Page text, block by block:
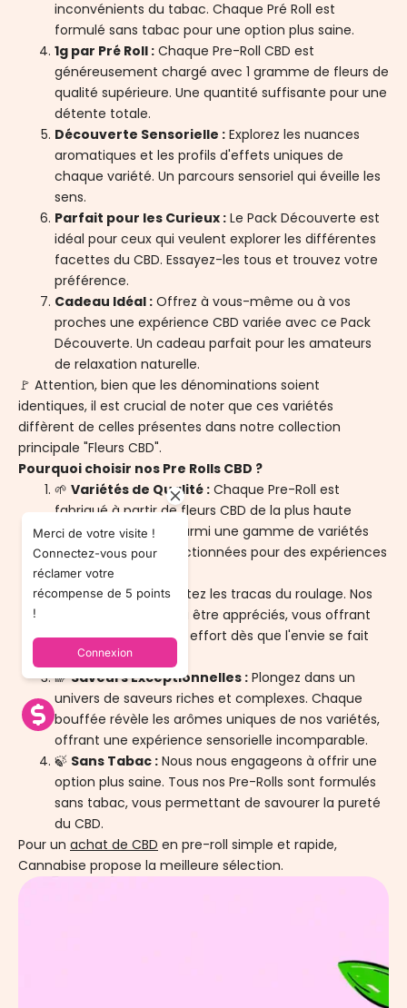
inconvénients du tabac. Chaque Pré Roll est
formulé sans tabac pour une option plus saine.
1g par Pré Roll : Chaque Pre-Roll CBD est
généreusement chargé avec 1 gramme de fleurs de
qualité supérieure. Une quantité suffisante pour une
détente totale.
Découverte Sensorielle : Explorez les nuances
aromatiques et les profils d'effets uniques de
chaque variété. Un parcours sensoriel qui éveille les
sens.
Parfait pour les Curieux : Le Pack Découverte est
idéal pour ceux qui veulent explorer les différentes
facettes du CBD. Essayez-les tous et trouvez votre
préférence.
Cadeau Idéal : Offrez à vous-même ou à vos
proches une expérience CBD variée avec ce Pack
Découverte. Un cadeau parfait pour les amateurs
de relaxation naturelle.
🚩 Attention, bien que les dénominations soient
identiques, il est crucial de noter que ces variétés
diffèrent de celles présentes dans notre collection
principale "Fleurs CBD".
Pourquoi choisir nos Pre Rolls CBD ?
🌱 Variétés de Qualité : Chaque Pre-Roll est
fabriqué à partir de fleurs CBD de la plus haute
qualité. Choisissez parmi une gamme de variétés
soigneusement sélectionnées pour des expériences
uniques.
🚀Prêt à Rouler :Évitez les tracas du roulage. Nos
Pre-Rolls sont prêts à être appréciés, vous offrant
une expérience sans effort dès que l'envie se fait
sentir.
🌈Saveurs Exceptionnelles : Plongez dans un
univers de saveurs riches et complexes. Chaque
bouffée révèle les arômes uniques de nos variétés,
offrant une expérience sensorielle incomparable.
🍃 Sans Tabac : Nous nous engageons à offrir une
option plus saine. Tous nos Pre-Rolls sont formulés
sans tabac, vous permettant de savourer la pureté
du CBD.
Pour un achat de CBD en pre-roll simple et rapide,
Cannabise propose la meilleure sélection.
Merci de votre visite !
Connectez-vous pour
réclamer votre
récompense de 5 points
!
Connexion